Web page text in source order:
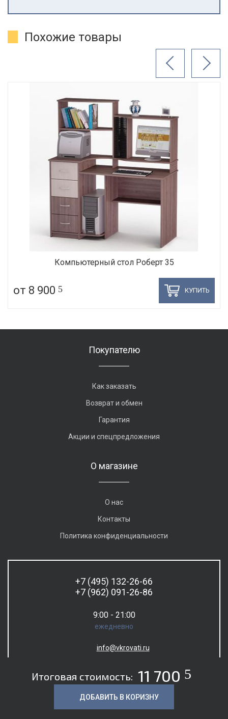
Итоговая стоимость: 11 700 5
ДОБАВИТЬ В КОРИЗНУ
Похожие товары
Компьютерный стол Роберт 35
от 8 900 5 КУПИТЬ
Покупателю
Как заказать
Возврат и обмен
Гарантия
Акции и спецпредложения
О магазине
О нас
Контакты
Политика конфиденциальности
+7 (495) 132-26-66
+7 (962) 091-26-86
9:00 - 21:00
ежедневно
info@vkrovati.ru
© 2026. Все права защищены